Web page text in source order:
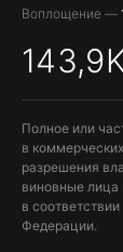
Воплощение —
Полное или
в
разрешения
виновные лица
в
Федерации.